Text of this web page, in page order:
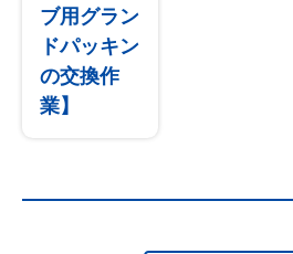
ブ用グラン
ドパッキン
の交換作
業】